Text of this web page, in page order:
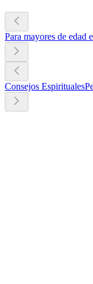
Para mayores de edad
Consejos Espirituales